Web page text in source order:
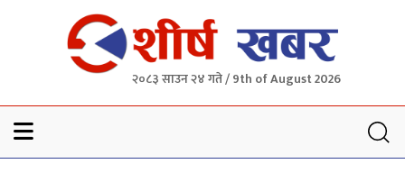
२०८३ साउन २४ गते / 9th of August 2026